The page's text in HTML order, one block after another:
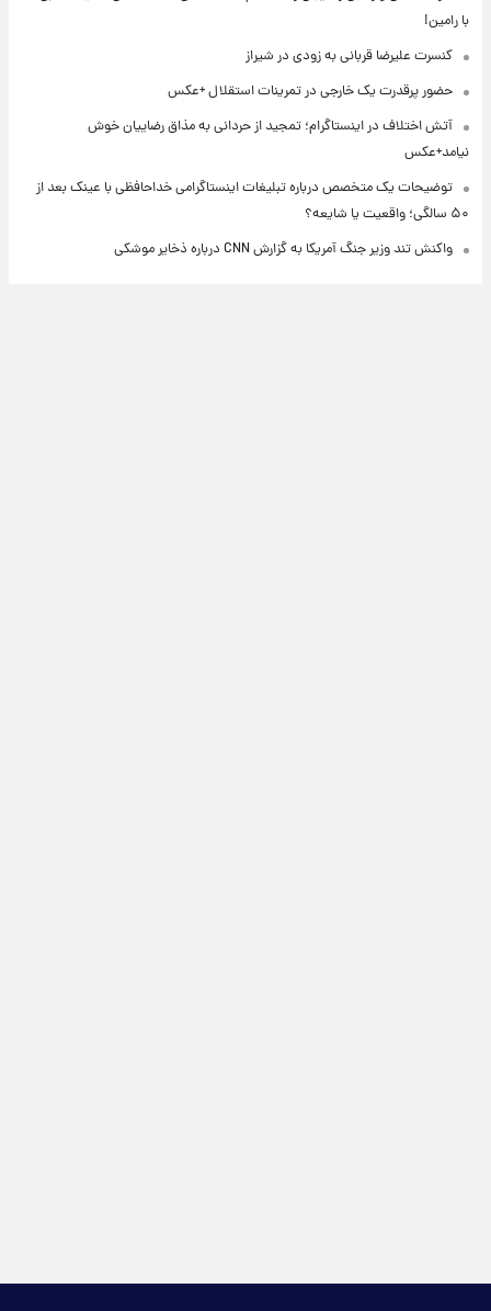
با رامین!
کنسرت علیرضا قربانی به زودی در شیراز
حضور پرقدرت یک خارجی در تمرینات استقلال +عکس
آتش اختلاف در اینستاگرام؛ تمجید از حردانی به مذاق رضاییان خوش
نیامد+عکس
توضیحات یک متخصص درباره تبلیغات اینستاگرامی خداحافظی با عینک بعد از
۵۰ سالگی؛ واقعیت یا شایعه؟
واکنش تند وزیر جنگ آمریکا به گزارش CNN درباره ذخایر موشکی